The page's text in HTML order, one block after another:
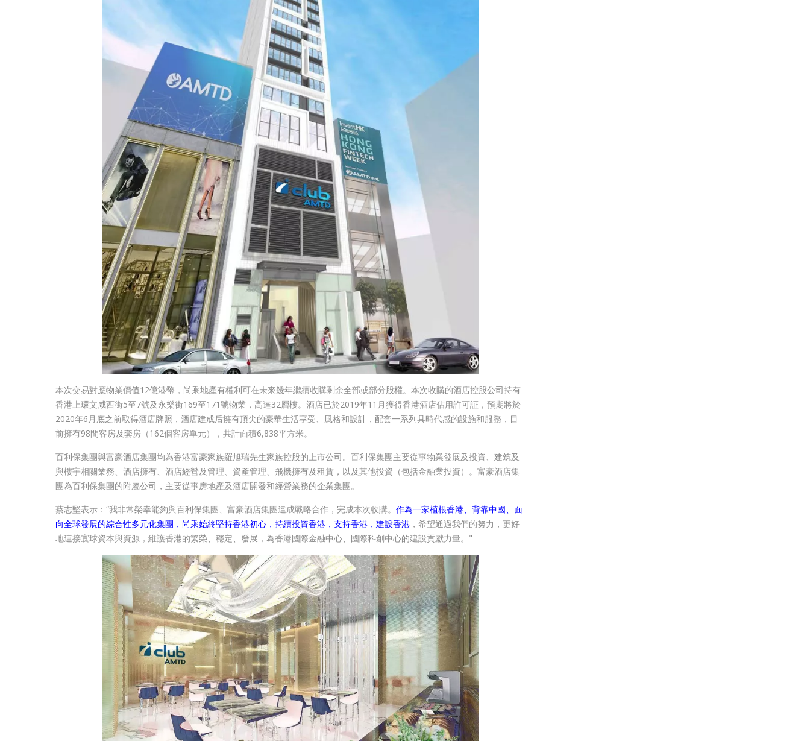
本次交易對應物業價值12億港幣，尚乘地產有權利可在未來幾年繼續收購剩余全部或部分股權。本次收購的酒店控股公司持有
香港上環文咸西街5至7號及永樂街169至171號物業，高達32層樓。酒店已於2019年11月獲得香港酒店佔用許可証，預期將於
2020年6月底之前取得酒店牌照，酒店建成后擁有頂尖的豪華生活享受、風格和設計，配套一系列具時代感的設施和服務，目
前擁有98間客房及套房（162個客房單元），共計面積6,838平方米。
百利保集團與富豪酒店集團均為香港富豪家族羅旭瑞先生家族控股的上市公司。百利保集團主要從事物業發展及投資、建筑及
與樓宇相關業務、酒店擁有、酒店經營及管理、資產管理、飛機擁有及租賃，以及其他投資（包括金融業投資）。富豪酒店集
團為百利保集團的附屬公司，主要從事房地產及酒店開發和經營業務的企業集團。
蔡志堅表示：“我非常榮幸能夠與百利保集團、富豪酒店集團達成戰略合作，完成本次收購。 作為一家植根香港、背靠中國、面
向全球發展的綜合性多元化集團，尚乘始終堅持香港初心，持續投資香港，支持香港，建設香港 ，希望通過我們的努力，更好
地連接寰球資本與資源，維護香港的繁榮、穩定、發展，為香港國際金融中心、國際科創中心的建設貢獻力量。"